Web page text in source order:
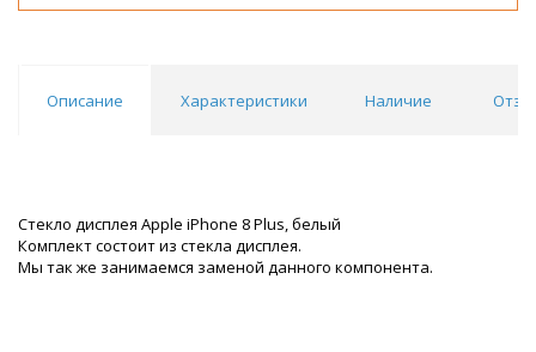
Описание Характеристики Наличие
Стекло дисплея Apple iPhone 8 Plus, белый
Комплект состоит из стекла дисплея.
Мы так же занимаемся заменой данного компонента.